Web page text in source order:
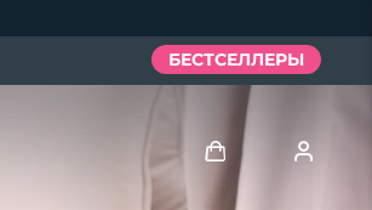
БЕСТСЕЛЛЕРЫ